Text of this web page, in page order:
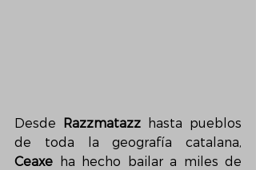
Desde Razzmatazz hasta pueblos
Ceaxe ha hecho bailar a miles de